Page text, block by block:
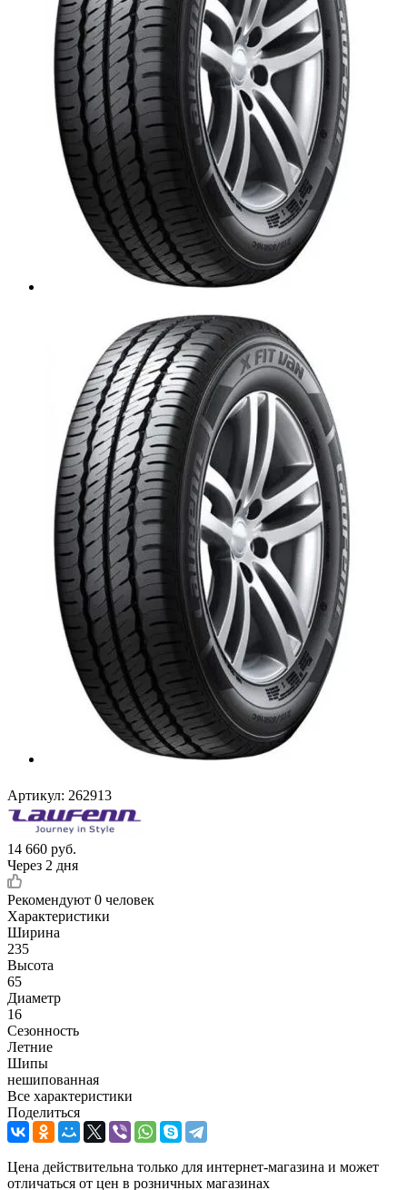
Артикул: 262913
14 660 руб.
Через 2 дня
Рекомендуют 0 человек
Характеристики
Ширина
235
Высота
65
Диаметр
16
Сезонность
Летние
Шипы
нешипованная
Все характеристики
Поделиться
Цена действительна только для интернет-магазина и может
отличаться от цен в розничных магазинах